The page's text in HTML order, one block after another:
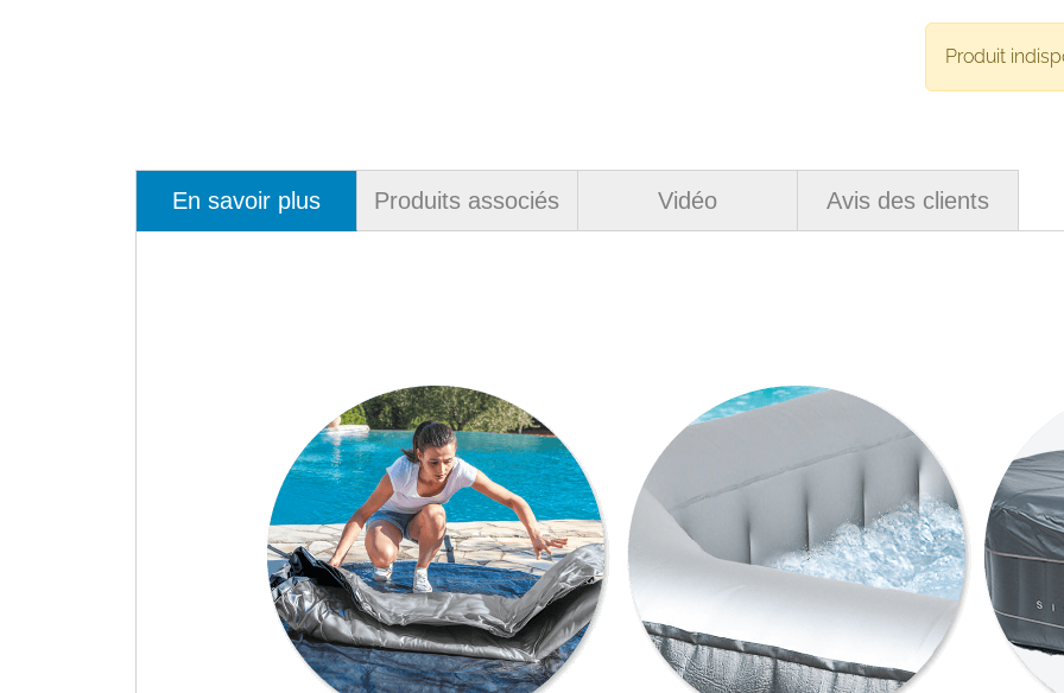
Produit
En savoir plus Produits associés Vidéo Avis des clients